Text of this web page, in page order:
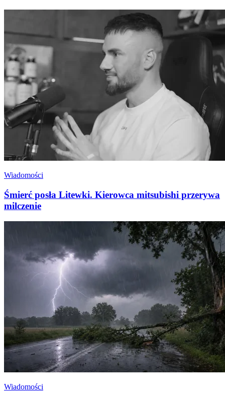
Wiadomości
Śmierć posła Litewki. Kierowca mitsubishi przerywa
milczenie
Wiadomości